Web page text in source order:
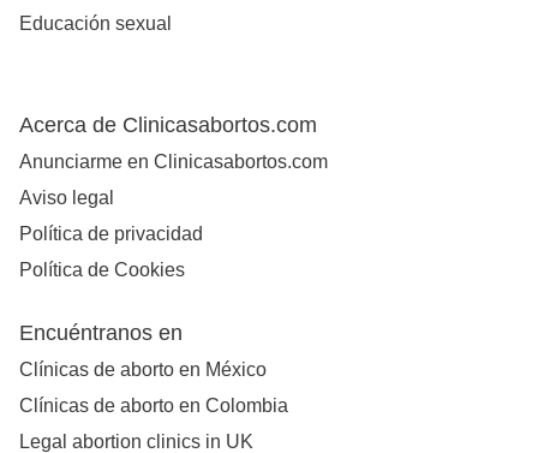
Educación sexual
Acerca de Clinicasabortos.com
Anunciarme en Clinicasabortos.com
Aviso legal
Política de privacidad
Política de Cookies
Encuéntranos en
Clínicas de aborto en México
Clínicas de aborto en Colombia
Legal abortion clinics in UK